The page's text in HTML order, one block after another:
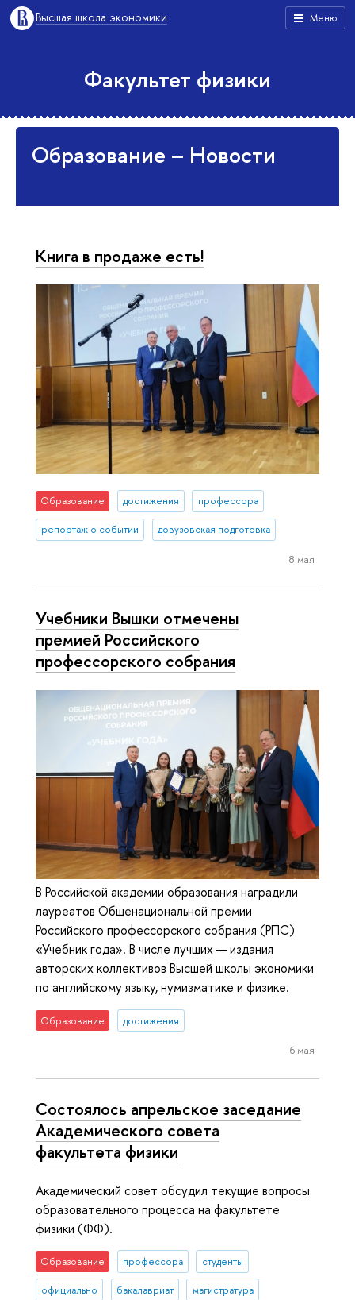
Меню
Высшая школа экономики
Факультет физики
Образование – Новости
Книга в продаже есть!
Образование достижения профессора
репортаж о событии довузовская подготовка
8 мая
Учебники Вышки отмечены
премией Российского
профессорского собрания
В Российской академии образования наградили
лауреатов Общенациональной премии
Российского профессорского собрания (РПС)
«Учебник года». В числе лучших — издания
авторских коллективов Высшей школы экономики
по английскому языку, нумизматике и физике.
Образование достижения
6 мая
Состоялось апрельское заседание
Академического совета
факультета физики
Академический совет обсудил текущие вопросы
образовательного процесса на факультете
физики (ФФ).
Образование профессора студенты
официально бакалавриат магистратура